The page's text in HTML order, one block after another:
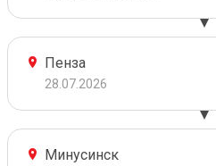
Пенза
28.07.2026
Минусинск